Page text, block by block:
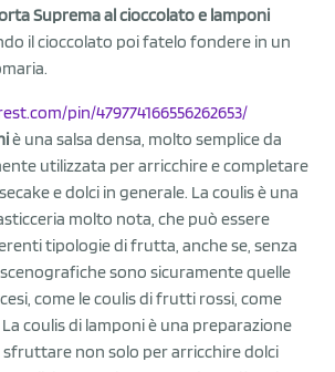
Suprema al cioccolato e lamponi
il cioccolato poi fatelo fondere in un
pin/479774166556262653/
è una salsa densa, molto semplice da
utilizzata per arricchire e completare
e dolci in generale. La coulis è una
molto nota, che può essere
tipologie di frutta, anche se, senza
sono sicuramente quelle
come le coulis di frutti rossi, come
coulis di lamponi è una preparazione
sfruttare non solo per arricchire dolci